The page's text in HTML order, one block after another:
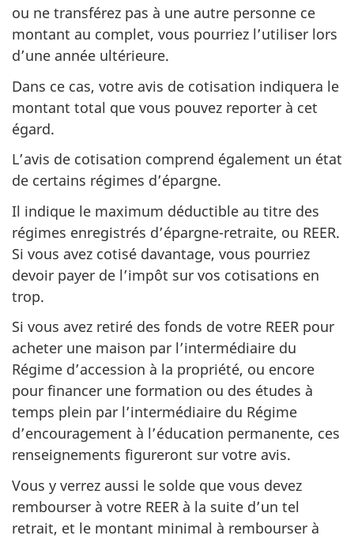
ou ne transférez pas à une autre personne ce
montant au complet, vous pourriez l’utiliser lors
d’une année ultérieure.
Dans ce cas, votre avis de cotisation indiquera le
montant total que vous pouvez reporter à cet
égard.
L’avis de cotisation comprend également un état
de certains régimes d’épargne.
Il indique le maximum déductible au titre des
régimes enregistrés d’épargne-retraite, ou REER.
Si vous avez cotisé davantage, vous pourriez
devoir payer de l’impôt sur vos cotisations en
trop.
Si vous avez retiré des fonds de votre REER pour
acheter une maison par l’intermédiaire du
Régime d’accession à la propriété, ou encore
pour financer une formation ou des études à
temps plein par l’intermédiaire du Régime
d’encouragement à l’éducation permanente, ces
renseignements figureront sur votre avis.
Vous y verrez aussi le solde que vous devez
rembourser à votre REER à la suite d’un tel
retrait, et le montant minimal à rembourser à